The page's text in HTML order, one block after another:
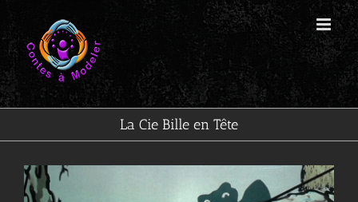
au
contenu
La Cie Bille en Tête
Voir
l'image